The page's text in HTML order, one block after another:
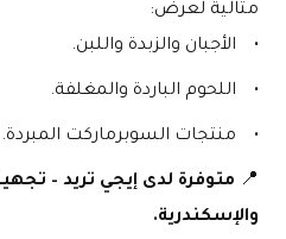
مثالية لعرض:
الأجبان والزبدة واللبن.
اللحوم الباردة والمغلفة.
منتجات السوبرماركت المبردة.
📍
والإسكندرية.